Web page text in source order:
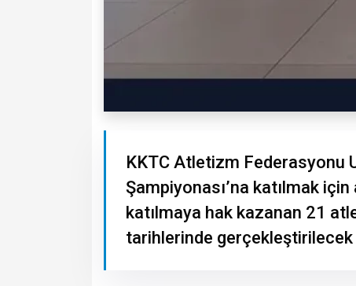
KKTC Atletizm Federasyonu
Şampiyonası’na katılmak
katılmaya hak kazanan 21
tarihlerinde gerçekleştirilecek